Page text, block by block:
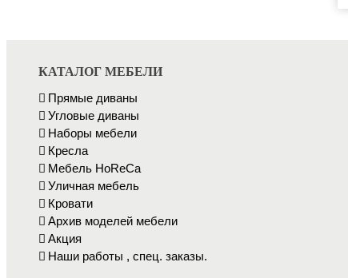
КАТАЛОГ МЕБЕЛИ
Прямые диваны
Угловые диваны
Наборы мебели
Кресла
Мебель HоRеCа
Уличная мебель
Кровати
Архив моделей мебели
Акция
Наши работы , спец. заказы.